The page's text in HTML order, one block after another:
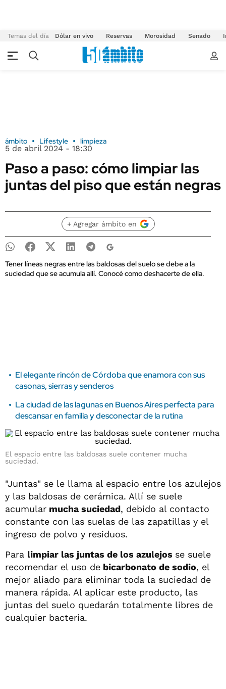
Temas del día Dólar en vivo Reservas Morosidad Senado
ámbito Lifestyle limpieza
5 de abril 2024 - 18:30
Paso a paso: cómo limpiar las
juntas del piso que están negras
+ Agregar ámbito en
Tener líneas negras entre las baldosas del suelo se debe a la
suciedad que se acumula allí. Conocé como deshacerte de ella.
El elegante rincón de Córdoba que enamora con sus
casonas, sierras y senderos
La ciudad de las lagunas en Buenos Aires perfecta para
descansar en familia y desconectar de la rutina
El espacio entre las baldosas suele contener mucha
suciedad.
"Juntas" se le llama al espacio entre los azulejos
y las baldosas de cerámica. Allí se suele
acumular mucha suciedad, debido al contacto
constante con las suelas de las zapatillas y el
ingreso de polvo y residuos.
Para limpiar las juntas de los azulejos se suele
recomendar el uso de bicarbonato de sodio, el
mejor aliado para eliminar toda la suciedad de
manera rápida. Al aplicar este producto, las
juntas del suelo quedarán totalmente libres de
cualquier bacteria.